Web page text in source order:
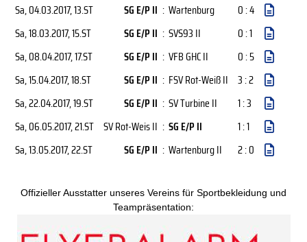
Sa, 04.03.2017, 13.ST SG E/P II : Wartenburg
0 : 4
Sa, 18.03.2017, 15.ST SG E/P II : SVS93 II
0 : 1
Sa, 08.04.2017, 17.ST SG E/P II : VFB GHC II
0 : 5
Sa, 15.04.2017, 18.ST SG E/P II : FSV Rot-Weiß II 3 : 2
Sa, 22.04.2017, 19.ST SG E/P II : SV Turbine II
1 : 3
Sa, 06.05.2017, 21.ST SV Rot-Weis II : SG E/P II
1 : 1
Sa, 13.05.2017, 22.ST SG E/P II : Wartenburg II 2 : 0
Offizieller Ausstatter unseres Vereins für Sportbekleidung und
Teampräsentation: